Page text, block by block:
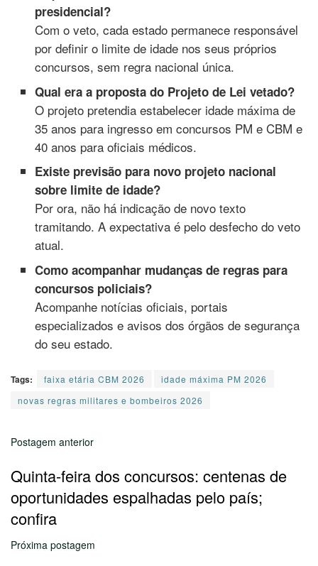
presidencial?
Com o veto, cada estado permanece responsável
por definir o limite de idade nos seus próprios
concursos, sem regra nacional única.
Qual era a proposta do Projeto de Lei vetado?
O projeto pretendia estabelecer idade máxima de
35 anos para ingresso em concursos PM e CBM e
40 anos para oficiais médicos.
Existe previsão para novo projeto nacional
sobre limite de idade?
Por ora, não há indicação de novo texto
tramitando. A expectativa é pelo desfecho do veto
atual.
Como acompanhar mudanças de regras para
concursos policiais?
Acompanhe notícias oficiais, portais
especializados e avisos dos órgãos de segurança
do seu estado.
Tags: faixa etária CBM 2026
idade máxima PM 2026
novas regras militares e bombeiros 2026
Postagem anterior
Quinta-feira dos concursos: centenas de
oportunidades espalhadas pelo país;
confira
Próxima postagem